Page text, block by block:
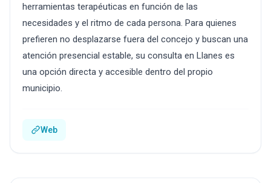
herramientas terapéuticas en función de las
necesidades y el ritmo de cada persona. Para quienes
prefieren no desplazarse fuera del concejo y buscan una
atención presencial estable, su consulta en Llanes es
una opción directa y accesible dentro del propio
municipio.
Web